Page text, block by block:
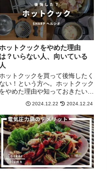
ットクックをやめた理由
は？いらない人、向いている
人
ットクックを買って後悔したく
ない！という方へ。ホットクック
をやめた理由や知っておきたいデ
メリットについてまとめました。
向いている人、いらない人は？レ
タルでお試しするのもありで
。
2024.12.22 2024.12.24